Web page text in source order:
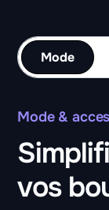
Mode
Mode &
vos